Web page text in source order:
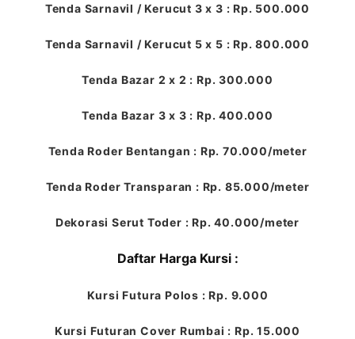
Tenda Sarnavil / Kerucut 3 x 3 : Rp. 500.000
Tenda Sarnavil / Kerucut 5 x 5 : Rp. 800.000
Tenda Bazar 2 x 2 : Rp. 300.000
Tenda Bazar 3 x 3 : Rp. 400.000
Tenda Roder Bentangan : Rp. 70.000/meter
Tenda Roder Transparan : Rp. 85.000/meter
Dekorasi Serut Toder : Rp. 40.000/meter
Daftar Harga Kursi :
Kursi Futura Polos : Rp. 9.000
Kursi Futuran Cover Rumbai : Rp. 15.000